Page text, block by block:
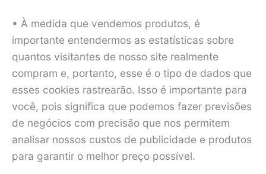
• À medida que vendemos produtos, é
importante entendermos as estatísticas sobre
quantos visitantes de nosso site realmente
compram e, portanto, esse é o tipo de dados que
esses cookies rastrearão. Isso é importante para
você, pois significa que podemos fazer previsões
de negócios com precisão que nos permitem
analisar nossos custos de publicidade e produtos
para garantir o melhor preço possível.